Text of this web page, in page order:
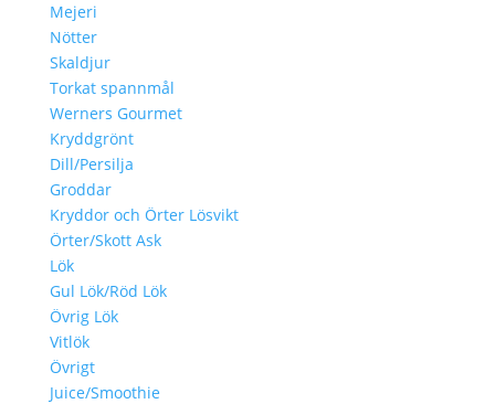
Mejeri
Nötter
Skaldjur
Torkat spannmål
Werners Gourmet
Kryddgrönt
Dill/Persilja
Groddar
Kryddor och Örter Lösvikt
Örter/Skott Ask
Lök
Gul Lök/Röd Lök
Övrig Lök
Vitlök
Övrigt
Juice/Smoothie